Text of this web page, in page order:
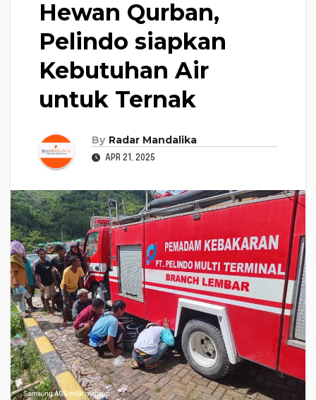
Hewan Qurban,
Pelindo siapkan
Kebutuhan Air
untuk Ternak
By Radar Mandalika
APR 21, 2025